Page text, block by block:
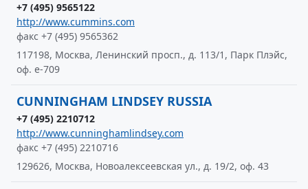
+7 (495) 9565122
http://www.cummins.com
факс +7 (495) 9565362
117198, Москва, Ленинский просп., д. 113/1, Парк Плэйс,
оф. е-709
CUNNINGHAM LINDSEY RUSSIA
+7 (495) 2210712
http://www.cunninghamlindsey.com
факс +7 (495) 2210716
129626, Москва, Новоалексеевская ул., д. 19/2, оф. 43